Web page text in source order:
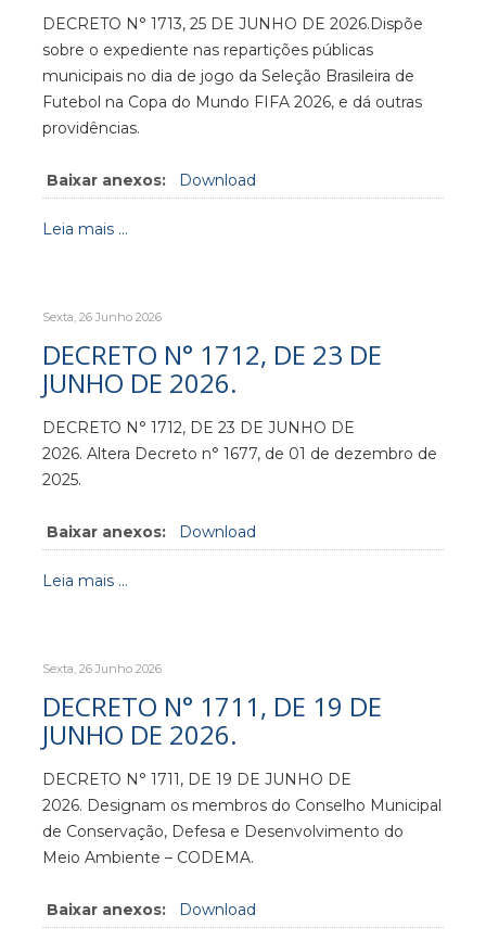
DECRETO N° 1713, 25 DE JUNHO DE 2026.Dispõe
sobre o expediente nas repartições públicas
municipais no dia de jogo da Seleção Brasileira de
Futebol na Copa do Mundo FIFA 2026, e dá outras
providências.
Baixar anexos: Download
Leia mais ...
Sexta, 26 Junho 2026
DECRETO N° 1712, DE 23 DE
JUNHO DE 2026.
DECRETO N° 1712, DE 23 DE JUNHO DE
2026. Altera Decreto n° 1677, de 01 de dezembro de
2025.
Baixar anexos: Download
Leia mais ...
Sexta, 26 Junho 2026
DECRETO N° 1711, DE 19 DE
JUNHO DE 2026.
DECRETO N° 1711, DE 19 DE JUNHO DE
2026. Designam os membros do Conselho Municipal
de Conservação, Defesa e Desenvolvimento do
Meio Ambiente – CODEMA.
Baixar anexos: Download